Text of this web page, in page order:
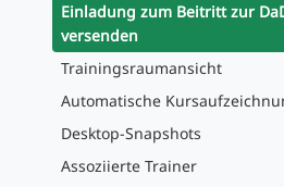
Einladung zum Beitritt zur
versenden
Trainingsraumansicht
Automatische
Desktop-Snapshots
Assoziierte Trainer